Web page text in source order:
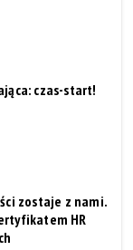
czas-start!
zostaje z nami.
HR